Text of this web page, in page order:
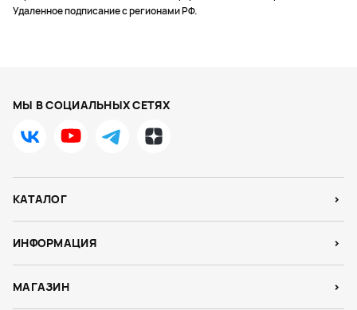
Удаленное подписание с регионами РФ.
МЫ В СОЦИАЛЬНЫХ СЕТЯХ
КАТАЛОГ
ИНФОРМАЦИЯ
МАГАЗИН